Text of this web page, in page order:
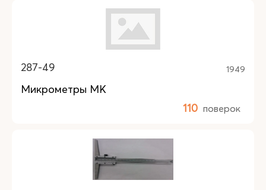
287-49 1949
Микрометры МК
110 поверок